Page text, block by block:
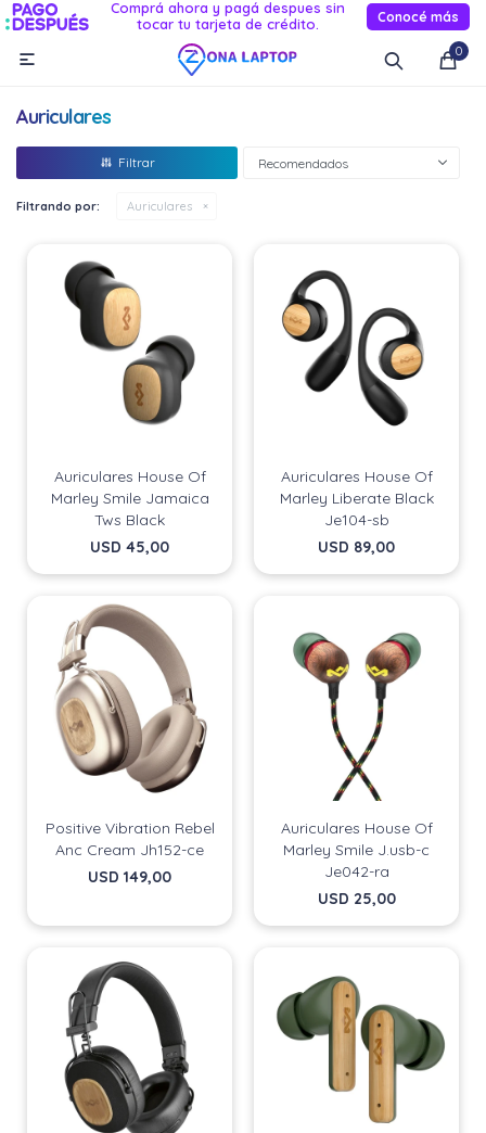
Comprá ahora y pagá despues sin
tocar tu tarjeta de crédito.
Conocé más
0

Auriculares
Recomendados
Filtrando por: Auriculares
Auriculares House Of
Marley Smile Jamaica
Tws Black
USD 45,00
Auriculares House Of
Marley Liberate Black
Je104-sb
USD 89,00
Positive Vibration Rebel
Anc Cream Jh152-ce
USD 149,00
Auriculares House Of
Marley Smile J.usb-c
Je042-ra
USD 25,00
MI CUENTA
Novedades
Informática
Relojes smart